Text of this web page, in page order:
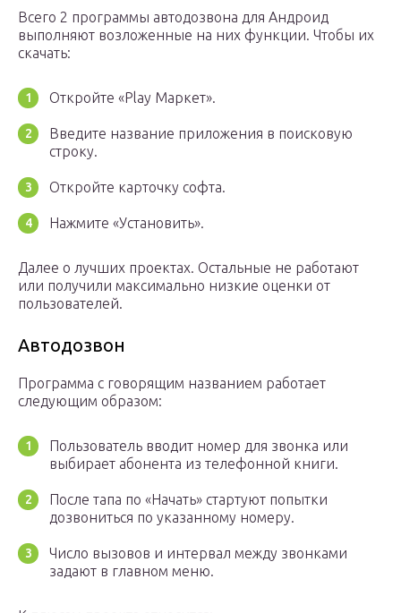
Всего 2 программы автодозвона для Андроид
выполняют возложенные на них функции. Чтобы их
скачать:
Откройте «Play Маркет».
Введите название приложения в поисковую
строку.
Откройте карточку софта.
Нажмите «Установить».
Далее о лучших проектах. Остальные не работают
или получили максимально низкие оценки от
пользователей.
Автодозвон
Программа с говорящим названием работает
следующим образом:
Пользователь вводит номер для звонка или
выбирает абонента из телефонной книги.
После тапа по «Начать» стартуют попытки
дозвониться по указанному номеру.
Число вызовов и интервал между звонками
задают в главном меню.